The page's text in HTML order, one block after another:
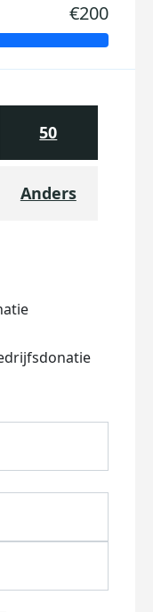
€200
50
Anders